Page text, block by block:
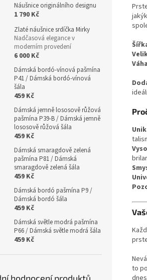
Náušnice originálního designu
1 790 Kč
Zlaté náušnice srdíčka Mirky
Nadčasová elegance v
moderním provedení
6 000 Kč
Dámská bordó-vínová pašmína
P41 / Dámská bordó-vínová
šála
459 Kč
Dámská jemně lososově růžová
pašmína P39-B / Dámská jemně
lososově růžová šála
459 Kč
Dámská smaragdově zelená
pašmína P81 / Dámská
smaragdově zelená šála
459 Kč
Dámská bordó pašmína P9 /
Dámská bordó šála
459 Kč
Dámská světle modrá pašmína
P66 / Dámská světle modrá šála
459 Kč
Váha
to